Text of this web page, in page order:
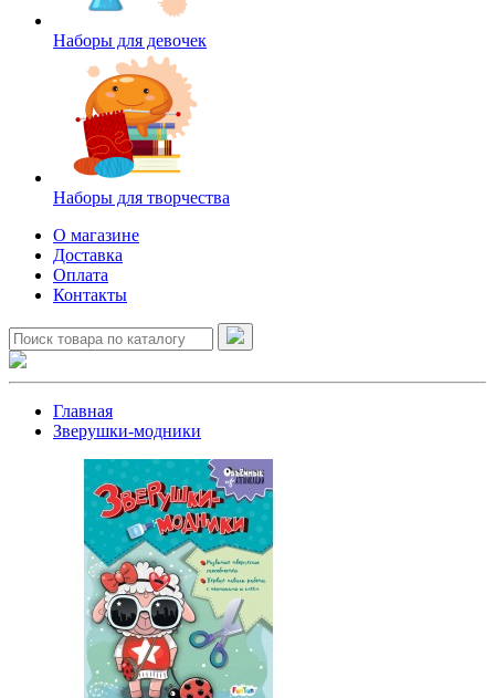
Наборы для девочек
Наборы для творчества
О магазине
Доставка
Оплата
Контакты
Главная
Зверушки-модники